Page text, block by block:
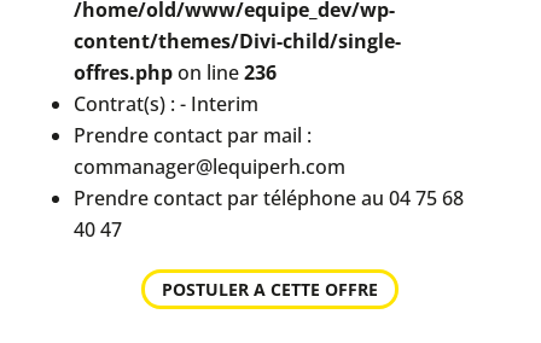
/home/old/www/equipe_dev/wp-
content/themes/Divi-child/single-
offres.phpon line236
Contrat(s) : - Interim
Prendre contact par mail :
commanager@lequiperh.com
Prendre contact par téléphone au 04 75 68
40 47
POSTULER A CETTE OFFRE